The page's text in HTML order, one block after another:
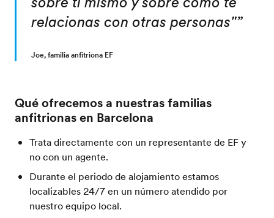
relacionas con otras personas"”
Joe, familia anfitriona EF
Qué ofrecemos a nuestras familias
anfitrionas en Barcelona
Trata directamente con un representante de EF y
no con un agente.
Durante el periodo de alojamiento estamos
localizables 24/7 en un número atendido por
nuestro equipo local.